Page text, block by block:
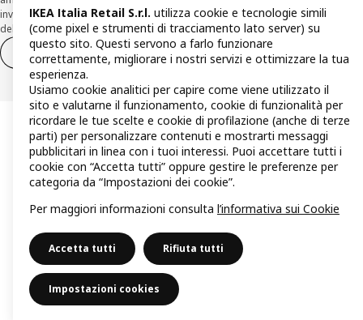
inviata, con le modalità di cui sopra entro 30 giorni dalla data di accettazione
della richiesta di finanziamento.
Diritto di recesso
Diritto di recesso per i servizi
IKEA Italia Retail S.r.l. utilizza cookie e tecnologie simili
(come pixel e strumenti di tracciamento lato server) su
questo sito. Questi servono a farlo funzionare
correttamente, migliorare i nostri servizi e ottimizzare la tua
esperienza.
Usiamo cookie analitici per capire come viene utilizzato il
sito e valutarne il funzionamento, cookie di funzionalità per
ricordare le tue scelte e cookie di profilazione (anche di terze
parti) per personalizzare contenuti e mostrarti messaggi
pubblicitari in linea con i tuoi interessi. Puoi accettare tutti i
cookie con “Accetta tutti” oppure gestire le preferenze per
categoria da “Impostazioni dei cookie”.
Per maggiori informazioni consulta l’informativa sui Cookie
Accetta tutti Rifiuta tutti
Impostazioni cookies